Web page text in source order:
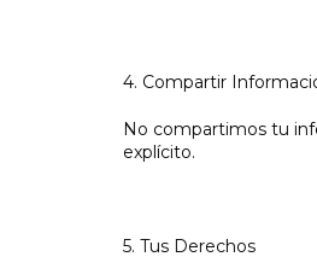
4. Compartir
No compartimos tu
explícito.
5. Tus Derechos